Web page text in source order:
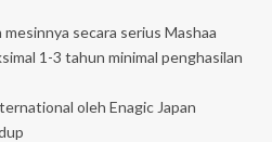
secara serius Mashaa
1-3 tahun minimal penghasilan
oleh Enagic Japan